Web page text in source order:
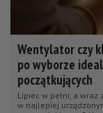
Wentylator czy
po wyborze
początkujących
Lipiec w pełni, a wraz
w najlepiej